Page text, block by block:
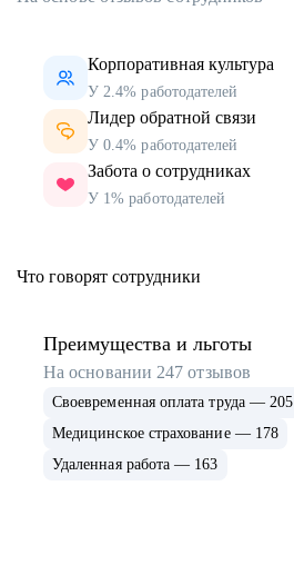
Корпоративная культура
У 2.4% работодателей
Лидер обратной связи
У 0.4% работодателей
Забота о сотрудниках
У 1% работодателей
Что говорят сотрудники
Преимущества и льготы
На основании 247 отзывов
Своевременная оплата труда — 205
Медицинское страхование — 178
Удаленная работа — 163